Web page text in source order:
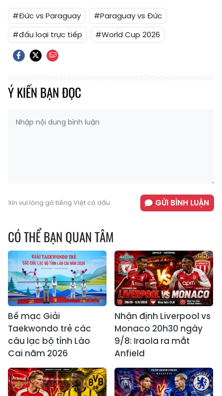
#Đức vs Paraguay
#Paraguay vs Đức
#đấu loại trực tiếp
#World Cup 2026
Ý KIẾN BẠN ĐỌC
Xin vui lòng gõ tiếng Việt có dấu GỬI BÌNH LUẬN
CÓ THỂ BẠN QUAN TÂM
Bế mạc Giải
Taekwondo trẻ các
câu lạc bộ tỉnh Lào
Cai năm 2026
Nhận định Liverpool vs
Monaco 20h30 ngày
9/8: Iraola ra mắt
Anfield